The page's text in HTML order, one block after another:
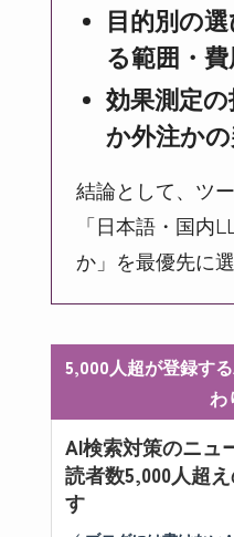
目的別の
る範囲・
効果測定
か外注か
結論として、ツ
「日本語・国内
か」を最優先に
5,000人超が登録す
わ
AI検索対策のニュ
読者数5,000人超
す